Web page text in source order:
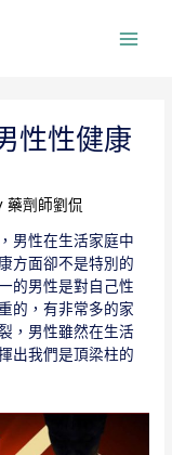
性性健康
藥劑師劉侃
男性在生活家庭中
方面卻不是特別的
的男性是對自己性
的，有非常多的家
，男性雖然在生活
出我們是頂梁柱的